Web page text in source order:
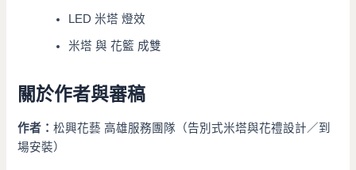
LED 米塔 燈效
米塔 與 花籃 成雙
關於作者與審稿
作者：松興花藝 高雄服務團隊（告別式米塔與花禮設計／到
場安裝）